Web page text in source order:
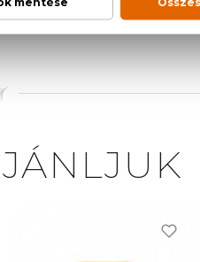
EXTRACT, BENZYL